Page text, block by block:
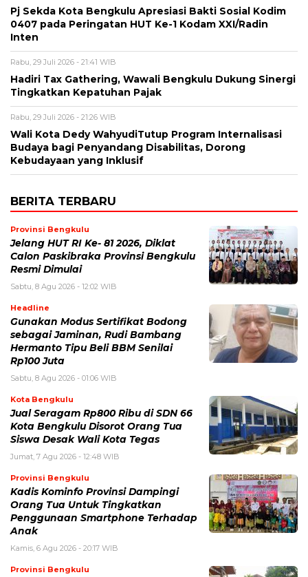
Pj Sekda Kota Bengkulu Apresiasi Bakti Sosial Kodim
0407 pada Peringatan HUT Ke-1 Kodam XXI/Radin
Inten
Rabu, 29 Juli 2026 - 21:41 WIB
Hadiri Tax Gathering, Wawali Bengkulu Dukung Sinergi
Tingkatkan Kepatuhan Pajak
Rabu, 29 Juli 2026 - 21:26 WIB
Wali Kota Dedy WahyudiTutup Program Internalisasi
Budaya bagi Penyandang Disabilitas, Dorong
Kebudayaan yang Inklusif
BERITA TERBARU
Provinsi Bengkulu
Jelang HUT RI Ke- 81 2026, Diklat
Calon Paskibraka Provinsi Bengkulu
Resmi Dimulai
Sabtu, 8 Agu 2026 - 12:02 WIB
Headline
Gunakan Modus Sertifikat Bodong
sebagai Jaminan, Rudi Bambang
Hermanto Tipu Beli BBM Senilai
Rp100 Juta
Sabtu, 8 Agu 2026 - 01:06 WIB
Kota Bengkulu
Jual Seragam Rp800 Ribu di SDN 66
Kota Bengkulu Disorot Orang Tua
Siswa Desak Wali Kota Tegas
Jumat, 7 Agu 2026 - 12:48 WIB
Provinsi Bengkulu
Kadis Kominfo Provinsi Dampingi
Orang Tua Untuk Tingkatkan
Penggunaan Smartphone Terhadap
Anak
Kamis, 6 Agu 2026 - 20:17 WIB
Provinsi Bengkulu